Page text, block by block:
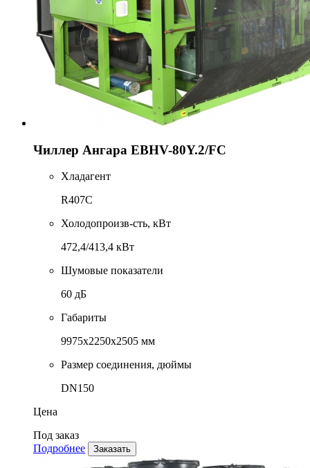
Чиллер Ангара EBHV-80Y.2/FC
Хладагент
R407C
Холодопроизв-сть, кВт
472,4/413,4 кВт
Шумовые показатели
60 дБ
Габариты
9975x2250x2505 мм
Размер соединения, дюймы
DN150
Цена
Под заказ
Подробнее
Заказать